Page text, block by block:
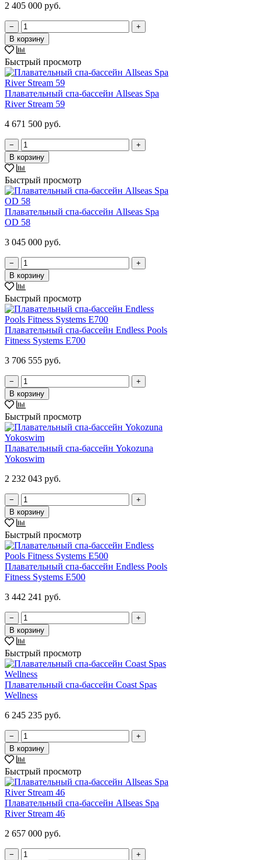
2 405 000 руб.
−
+
В корзину
Быстрый просмотр
Плавательный спа-бассейн Allseas Spa
River Stream 59
4 671 500 руб.
−
+
В корзину
Быстрый просмотр
Плавательный спа-бассейн Allseas Spa
OD 58
3 045 000 руб.
−
+
В корзину
Быстрый просмотр
Плавательный спа-бассейн Endless Pools
Fitness Systems E700
3 706 555 руб.
−
+
В корзину
Быстрый просмотр
Плавательный спа-бассейн Yokozuna
Yokoswim
2 232 043 руб.
−
+
В корзину
Быстрый просмотр
Плавательный спа-бассейн Endless Pools
Fitness Systems E500
3 442 241 руб.
−
+
В корзину
Быстрый просмотр
Плавательный спа-бассейн Coast Spas
Wellness
6 245 235 руб.
−
+
В корзину
Быстрый просмотр
Плавательный спа-бассейн Allseas Spa
River Stream 46
2 657 000 руб.
−
+